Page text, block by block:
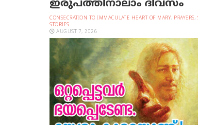
ഇരുപത്തിനാലാം ദിവസം
CONSECRATION TO IMMACULATE HEART OF MARY, PRAYERS,
STORIES
AUGUST 7, 2026